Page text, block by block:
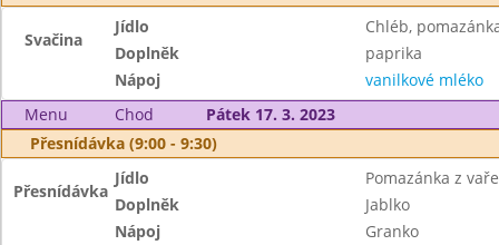
Svačina
Jídlo
Chléb,
Doplněk
paprika
Nápoj
vanilkové mléko
Menu
Chod
Pátek 17. 3. 2023
Přesnídávka (9:00 - 9:30)
Přesnídávka
Jídlo
Pomazánka z
Doplněk
Jablko
Nápoj
Granko